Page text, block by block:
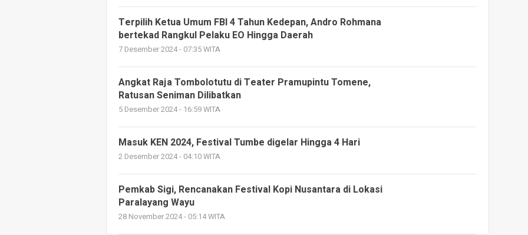
Terpilih Ketua Umum FBI 4 Tahun Kedepan, Andro Rohmana
bertekad Rangkul Pelaku EO Hingga Daerah
7 Desember 2024 - 07:35 WITA
Angkat Raja Tombolotutu di Teater Pramupintu Tomene,
Ratusan Seniman Dilibatkan
5 Desember 2024 - 16:59 WITA
Masuk KEN 2024, Festival Tumbe digelar Hingga 4 Hari
2 Desember 2024 - 04:10 WITA
Pemkab Sigi, Rencanakan Festival Kopi Nusantara di Lokasi
Paralayang Wayu
28 November 2024 - 05:14 WITA